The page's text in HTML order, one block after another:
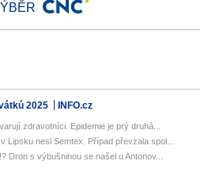
2025 INFO.cz
zdravotníci. Epidemie je prý druhá...
Lipsku nesl Semtex. Případ převzala spol...
Dron s výbušninou se našel u Antonov...